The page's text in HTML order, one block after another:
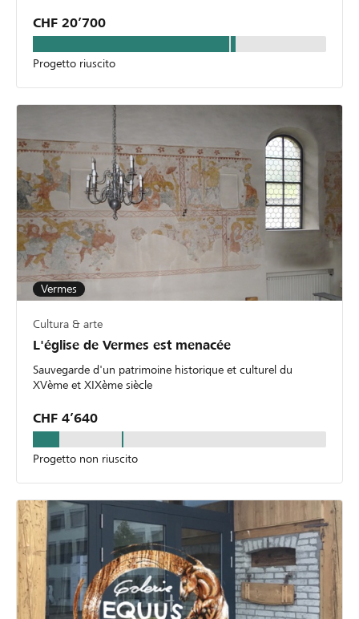
CHF 20’700
Progetto riuscito
Vermes
Cultura & arte
L'église de Vermes est menacée
Sauvegarde d'un patrimoine historique et culturel du
XVème et XIXème siècle
CHF 4’640
Progetto non riuscito